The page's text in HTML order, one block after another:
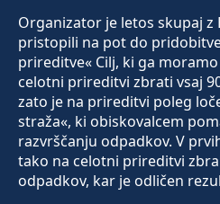
Organizator je letos skupaj z
pristopili na pot do
prireditve« Cilj, ki ga
celotni prireditvi zbrati vsaj
zato je na prireditvi poleg
straža«, ki obiskovalcem
razvrščanju odpadkov. V
tako na celotni prireditvi
odpadkov, kar je odličen